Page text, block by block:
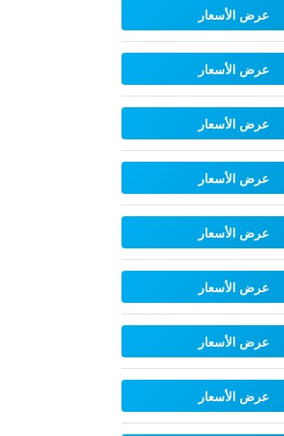
عرض الأسعار
عرض الأسعار
عرض الأسعار
عرض الأسعار
عرض الأسعار
عرض الأسعار
عرض الأسعار
عرض الأسعار